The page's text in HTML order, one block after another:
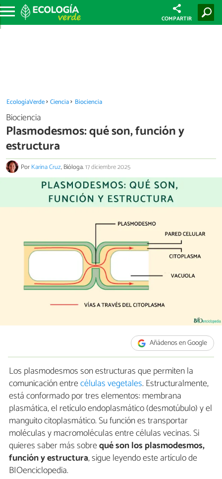
COMPARTIR
EcologíaVerde Ciencia Biociencia
Biociencia
Plasmodesmos: qué son, función y
estructura
PorKarina Cruz, Bióloga.17 diciembre 2025
Añádenos en Google
Los plasmodesmos son estructuras que permiten la
comunicación entrecélulas vegetales. Estructuralmente,
está conformado por tres elementos: membrana
plasmática, el retículo endoplasmático (desmotúbulo) y el
manguito citoplasmático. Su función es transportar
moléculas y macromoléculas entre células vecinas. Si
quieres saber más sobrequé son los plasmodesmos,
función y estructura, sigue leyendo este artículo de
BIOenciclopedia.